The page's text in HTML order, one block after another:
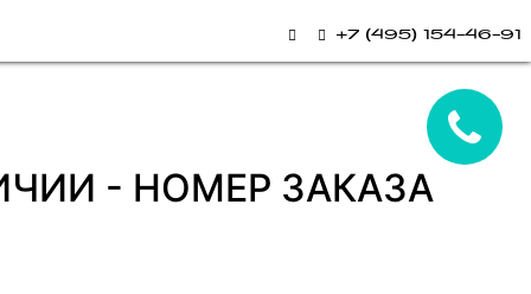
+7 (495) 154-46-91
- НОМЕР ЗАКАЗА